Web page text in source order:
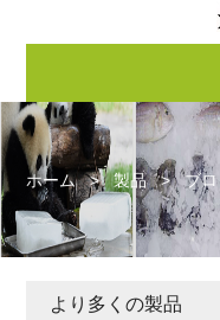
ホーム > 製品 > ブ
より多くの製品